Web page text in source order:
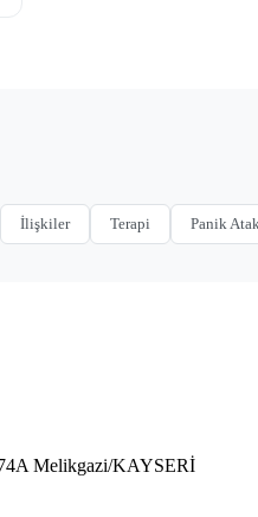
İlişkiler Terapi Panik Atak
Melikgazi/KAYSERİ